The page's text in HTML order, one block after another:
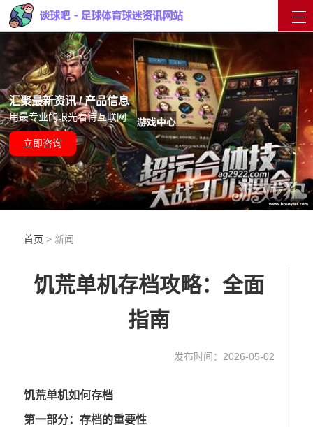
汇聚最新资讯 / 产品信息
用最专业的眼光看待互联网
立即咨询
首页 > 新闻
饥荒单机存档攻略：全面
指南
发布时间：2026-05-02
饥荒单机如何存档
第一部分：存档的重要性